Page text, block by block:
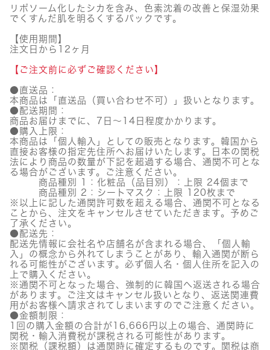
モ
デ
ン
グ
ッ
マ
デ
カ
ソ
サ
イ
ド
ブ
レ
ミ
ッ
シ
ュ
個
リポソーム化したシカを含み、色素沈着の改善と保湿効果
でくすんだ肌を明るくするパックです。
【使用期間】
注文日から12ヶ月
【ご注文前に必ずご確認ください】
●直送品：
本商品は「直送品（買い合わせ不可）」扱いとなります。
●配送期間：
商品お届けまでに、7日～14日程度かかります。
●購入上限：
本商品は「個人輸入」としての販売となります。韓国から
直接お客様の指定先住所へお届けいたします。日本の関税
法により商品の数量が下記を超過する場合、通関不可とな
る場合がございます。ご注意ください。
商品種別 1：化粧品（品目別）：上限 24個まで
商品種別 2：シートマスク：上限 120枚まで
※以上に記した通関許可数を超える場合、通関不可となる
ことから、注文をキャンセルさせていただきます。予めご
了承ください。
●配送先：
配送先情報に会社名や店舗名が含まれる場合、「個人輸
入」の概念から外れてしまうことがあり、輸入通関が断ら
れる可能性がございます。必ず個人名・個人住所を記入の
上で購入ください。
※通関不可となった場合、強制的に韓国へ返送される場合
があります。ご注文はキャンセル扱いとなり、返送関連費
用がお客様へ請求されてしまいますのでご注意ください。
●金額制限：
1回の購入金額の合計が16,666円以上の場合、通関時に
関税・輸入消費税が課税される可能性があります。
※関税（課税額）は通関時に確定するものです。関税は商